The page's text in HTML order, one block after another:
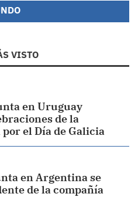
VISTO
en Uruguay
de la
el Día de Galicia
en Argentina se
de la compañía